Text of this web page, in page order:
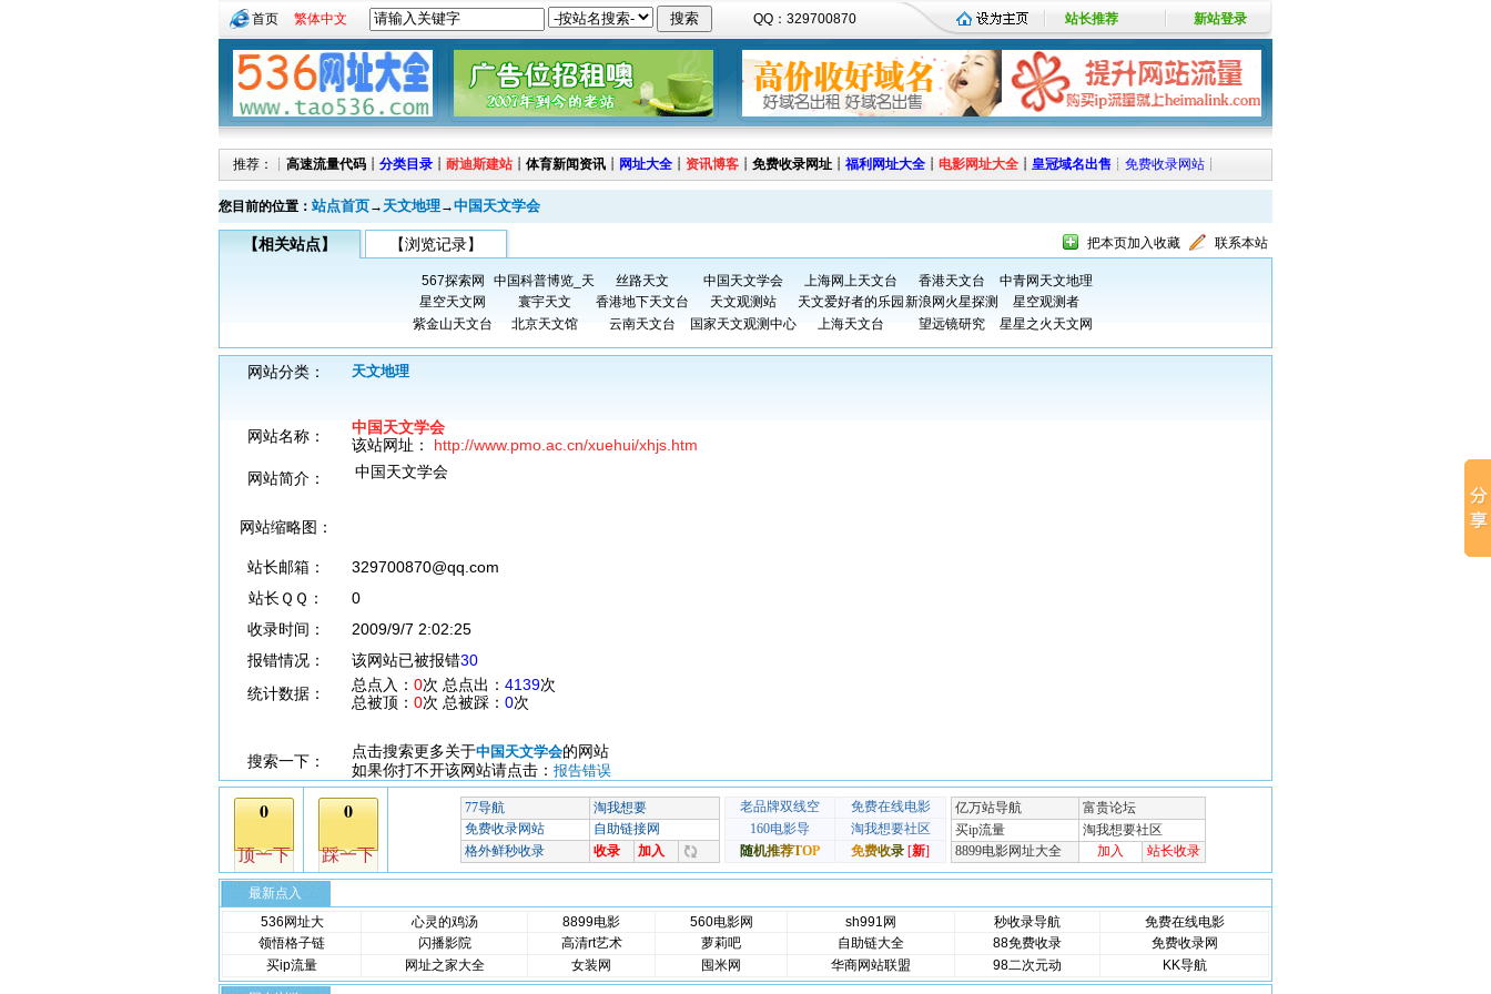
首页 繁体中文 QQ：329700870 站长推荐 新站登录
推荐：┊ 高速流量代码 ┊ 分类目录 ┊ 耐迪斯建站 ┊ 体育新闻资讯 ┊ 网址大全 ┊ 资讯博客 ┊ 免费收录网址 ┊ 福利网址大全 ┊ 电影网址大全 ┊ 皇冠域名出售 ┊ 免费收录网站 ┊
您目前的位置： 站点首页→ 天文地理→中国天文学会
【相关站点】 【浏览记录】 把本页加入收藏 联系本站
567探索网 中国科普博览_天 丝路天文 中国天文学会 上海网上天文台 香港天文台
中青网天文地理
星空天文网
寰宇天文 香港地下天文台 天文观测站 天文爱好者的乐园 新浪网火星探测
星空观测者
紫金山天文台
北京天文馆 云南天文台 国家天文观测中心 上海天文台 望远镜研究 星星之火天文网
网站分类： 天文地理
网站名称：
中国天文学会
该站网址： http://www.pmo.ac.cn/xuehui/xhjs.htm
网站简介：
中国天文学会
网站缩略图：
站长邮箱：
329700870@qq.com
站长ＱＱ：
0
收录时间：
2009/9/7 2:02:25
报错情况：
该网站已被报错30
统计数据：
总点入： 0次 总点出： 4139次
总被顶： 0次 总被踩： 0次
搜索一下：
点击搜索更多关于中国天文学会的网站
如果你打不开该网站请点击： 报告错误
最新点入
536网址大
心灵的鸡汤 8899电影 560电影网 sh991网 秒收录导航
免费在线电影
领悟格子链
闪播影院 高清rt艺术 萝莉吧 自助链大全 88免费收录
免费收录网
买ip流量
网址之家大全 女装网 囤米网 华商网站联盟 98二次元动 KK导航